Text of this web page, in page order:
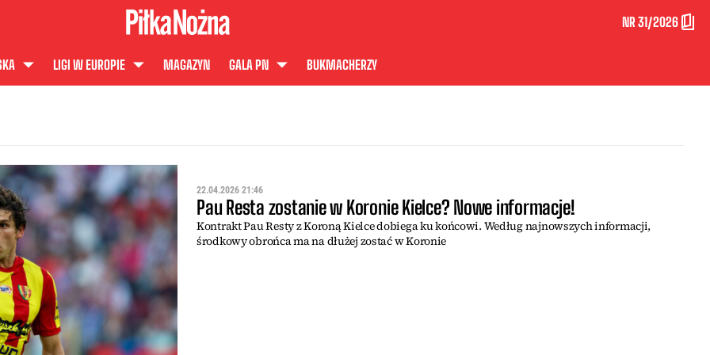
NR 31/2026
LIGI W EUROPIE MAGAZYN GALA PN BUKMACHERZY
22.04.2026 21:46
Pau Resta zostanie w Koronie Kielce? Nowe informacje!
Kontrakt Pau Resty z Koroną Kielce dobiega ku końcowi. Według najnowszych informacji,
środkowy obrońca ma na dłużej zostać w Koronie